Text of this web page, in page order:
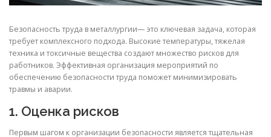
Безопасность труда в металлургии— это ключевая задача, которая
требует комплексного подхода. Высокие температуры, тяжелая
техника и токсичные вещества создают множество рисков для
работников. Эффективная организация мероприятий по
обеспечению безопасности труда поможет минимизировать
травмы и аварии.
1. Оценка рисков
Первым шагом к организации безопасности является тщательная